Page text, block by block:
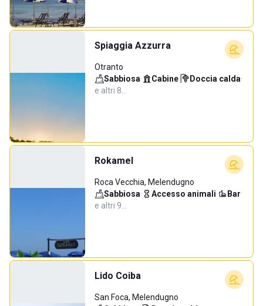
Spiaggia Azzurra
Otranto
Sabbiosa· Cabine· Doccia calda·
e altri 8…
Rokamel
Roca Vecchia, Melendugno
Sabbiosa· Accesso animali· Bar·
e altri 9…
Lido Coiba
San Foca, Melendugno